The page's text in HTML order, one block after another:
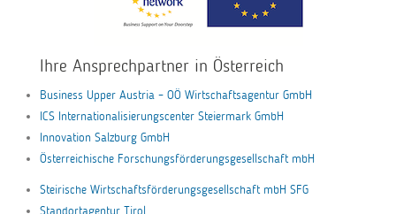
Ihre Ansprechpartner in Österreich
Business Upper Austria – OÖ Wirtschaftsagentur GmbH
ICS Internationalisierungscenter Steiermark GmbH
Innovation Salzburg GmbH
Österreichische Forschungsförderungsgesellschaft mbH
Steirische Wirtschaftsförderungsgesellschaft mbH SFG